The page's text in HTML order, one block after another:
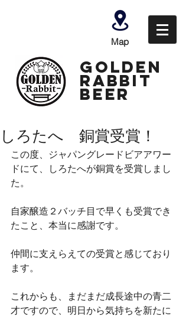
Map
GOLDEN
Rabbit
Beer
しろたへ 銅賞受賞！
この度、ジャパングレードビアアワー
ドにて、しろたへが銅賞を受賞しまし
た。
自家醸造２バッチ目で早くも受賞でき
たこと、本当に感謝です。
仲間に支えらえての受賞と感じており
ます。
これからも、まだまだ成長途中の青二
才ですので、明日から気持ちを新たに